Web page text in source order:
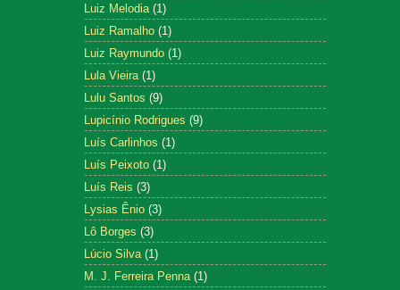
Luiz Melodia (1)
Luiz Ramalho (1)
Luiz Raymundo (1)
Lula Vieira (1)
Lulu Santos (9)
Lupicínio Rodrigues (9)
Luís Carlinhos (1)
Luís Peixoto (1)
Luís Reis (3)
Lysias Ênio (3)
Lô Borges (3)
Lúcio Silva (1)
M. J. Ferreira Penna (1)